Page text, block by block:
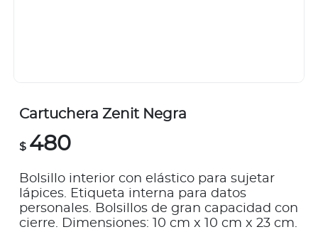
Cartuchera Zenit Negra
$ 480
Bolsillo interior con elástico para sujetar
lápices. Etiqueta interna para datos
personales. Bolsillos de gran capacidad con
cierre. Dimensiones: 10 cm x 10 cm x 23 cm.